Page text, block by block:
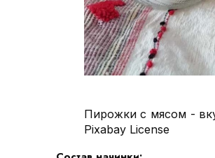
Пирожки с мясом -
Pixabay License